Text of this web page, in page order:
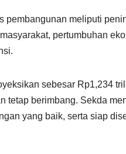
pembangunan meliputi
pertumbuhan
sebesar Rp1,234
tetap berimbang. Sekda
yang baik, serta siap